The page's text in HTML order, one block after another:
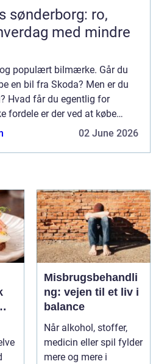
sønderborg: ro,
med mindre
populært bilmærke. Går du
en bil fra Skoda? Men er du
Hvad får du egentlig for
fordele er der ved at købe
mere i denne artikel, hvor du
02 June 2026
Misbrugsbehandli
ng: vejen til et liv i
balance
Når alkohol, stoffer,
medicin eller spil fylder
mere og mere i